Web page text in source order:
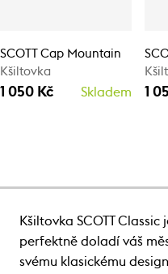
SCOTT Cap Mountain
Kšiltovka
1 050 Kč Skladem 1
Kšiltovka SCOTT
perfektně doladí váš
svému klasickému